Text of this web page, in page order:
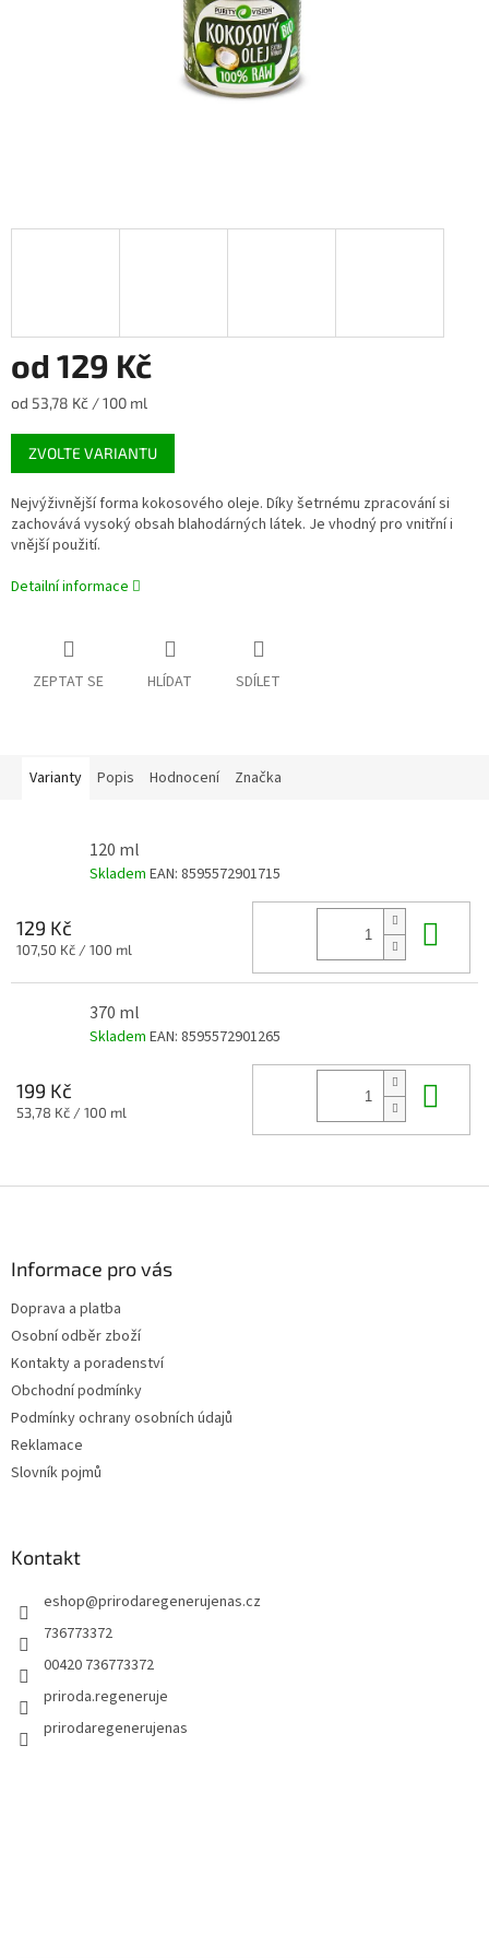
od 129 Kč
Měrná
od 53,78 Kč / 100 ml
ZVOLTE VARIANTU
Nejvýživnější forma kokosového oleje. Díky šetrnému zpracování si
zachovává vysoký obsah blahodárných látek. Je vhodný pro vnitřní i
vnější použití.
Detailní informace
ZEPTAT SE HLÍDAT SDÍLET
Varianty Popis Hodnocení Značka
120 ml
Skladem EAN: 8595572901715
129 Kč
Měrná
107,50 Kč / 100 ml
370 ml
Skladem EAN: 8595572901265
199 Kč
Měrná
53,78 Kč / 100 ml
Informace pro vás
Doprava a platba
Osobní odběr zboží
Kontakty a poradenství
Obchodní podmínky
Podmínky ochrany osobních údajů
Reklamace
Slovník pojmů
Kontakt
eshop@prirodaregenerujenas.cz
736773372
00420 736773372
priroda.regeneruje
prirodaregenerujenas